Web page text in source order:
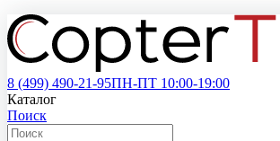
8 (499) 490-21-95ПН-ПТ 10:00-19:00
Каталог
Поиск